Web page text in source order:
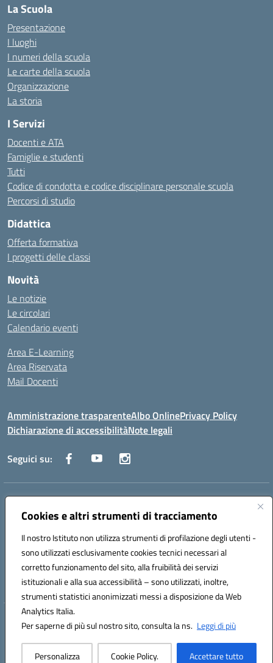
Cookies e altri strumenti di tracciamento
Il nostro Istituto non utilizza strumenti di profilazione degli utenti -
sono utilizzati esclusivamente cookies tecnici necessari al
corretto funzionamento del sito, alla fruibilità dei servizi
istituzionali e alla sua accessibilità – sono utilizzati, inoltre,
strumenti statistici anonimizzati messi a disposizione da Web
Analytics Italia.
Per saperne di più sul nostro sito, consulta la ns. Leggi di più
Personalizza Cookie Policy. Accettare tutto
La Scuola
Presentazione
I luoghi
I numeri della scuola
Le carte della scuola
Organizzazione
La storia
I Servizi
Docenti e ATA
Famiglie e studenti
Tutti
Codice di condotta e codice disciplinare personale scuola
Percorsi di studio
Didattica
Offerta formativa
I progetti delle classi
Novità
Le notizie
Le circolari
Calendario eventi
Area E-Learning
Area Riservata
Mail Docenti
Amministrazione trasparenteAlbo OnlinePrivacy Policy
Dichiarazione di accessibilitàNote legali
Seguici su:
Indirizzo:
Centralino:0885 417864 Email:fgpc180008@istruzione.it
Codice fiscale: 90043150714
Codice meccanografico:
FGPC180008
Codice Indice delle Pubbliche Amministrazioni (IPA): lzcc
Hosting & Powered by 3D Solution S.r.l.
Concept & Design by Designers Italia